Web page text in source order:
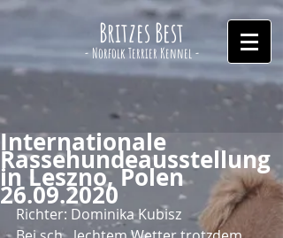
Britzes Best
- Norfolk Terrier Kennel -
Internationale
Rassehundeausstellung
in Leszno, Polen
26.09.2020
Richter: Dominika Kubisz